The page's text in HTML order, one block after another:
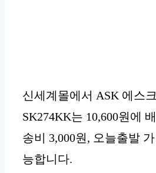
신세계몰에서 ASK 에스크
SK274KK는 10,600원에 배
송비 3,000원, 오늘출발 가
능합니다.